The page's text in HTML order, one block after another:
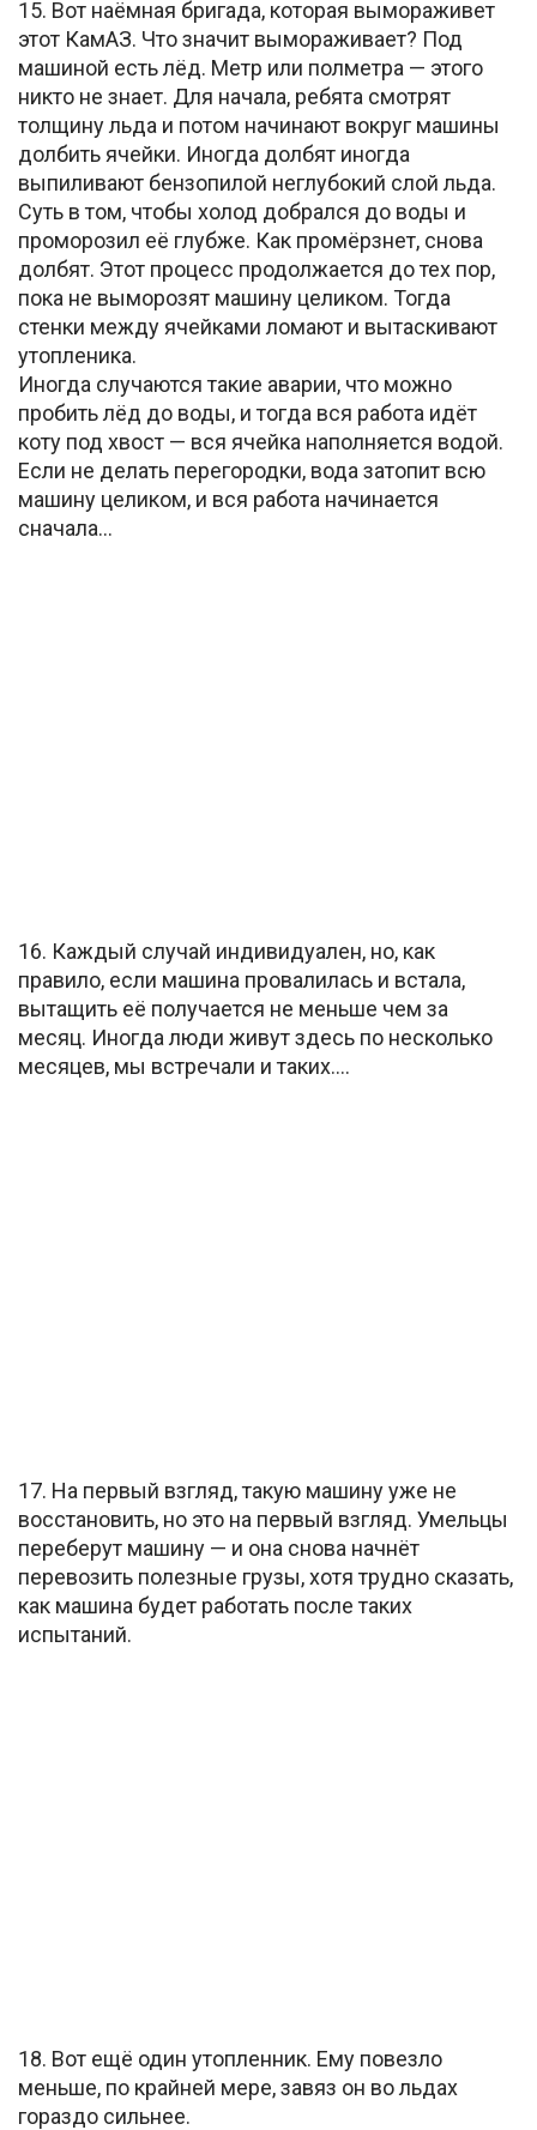
15. Вот наёмная бригада, которая вымораживет
этот КамАЗ. Что значит вымораживает? Под
машиной есть лёд. Метр или полметра — этого
никто не знает. Для начала, ребята смотрят
толщину льда и потом начинают вокруг машины
долбить ячейки. Иногда долбят иногда
выпиливают бензопилой неглубокий слой льда.
Суть в том, чтобы холод добрался до воды и
проморозил её глубже. Как промёрзнет, снова
долбят. Этот процесс продолжается до тех пор,
пока не выморозят машину целиком. Тогда
стенки между ячейками ломают и вытаскивают
утопленика.
Иногда случаются такие аварии, что можно
пробить лёд до воды, и тогда вся работа идёт
коту под хвост — вся ячейка наполняется водой.
Если не делать перегородки, вода затопит всю
машину целиком, и вся работа начинается
сначала…
16. Каждый случай индивидуален, но, как
правило, если машина провалилась и встала,
вытащить её получается не меньше чем за
месяц. Иногда люди живут здесь по несколько
месяцев, мы встречали и таких….
17. На первый взгляд, такую машину уже не
восстановить, но это на первый взгляд. Умельцы
переберут машину — и она снова начнёт
перевозить полезные грузы, хотя трудно сказать,
как машина будет работать после таких
испытаний.
18. Вот ещё один утопленник. Ему повезло
меньше, по крайней мере, завяз он во льдах
гораздо сильнее.